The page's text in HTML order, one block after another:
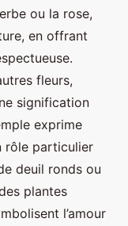
ou la rose,
en offrant
fleurs,
signification
exprime
rôle particulier
deuil ronds ou
plantes
l’amour